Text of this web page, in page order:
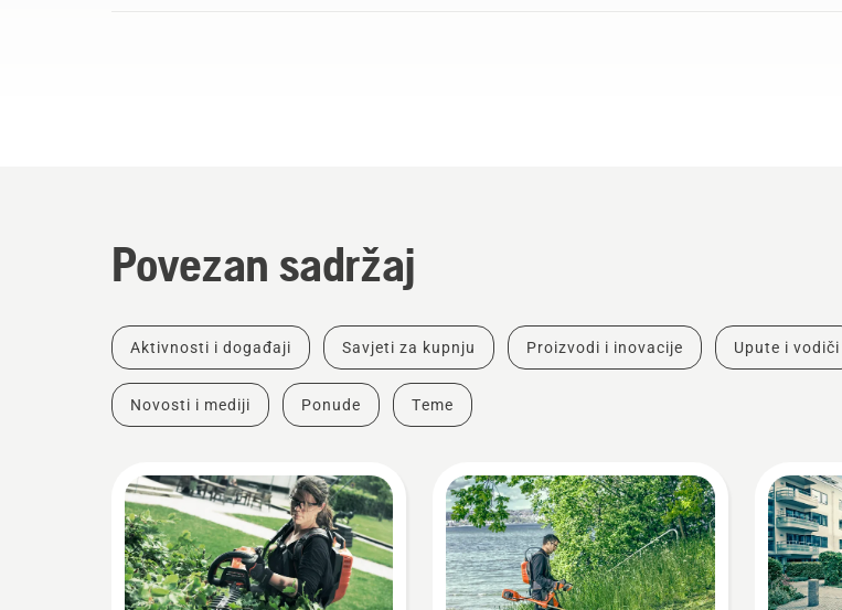
Povezan sadržaj
Aktivnosti i događaji Savjeti za kupnju Proizvodi i inovacije Upute i vodiči
Novosti i mediji Ponude Teme